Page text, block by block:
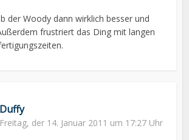
der Woody dann wirklich besser und
frustriert das Ding mit langen
Duffy
Freitag, der 14. Januar 2011 um 17:27 Uhr